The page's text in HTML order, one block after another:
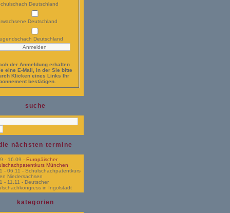
Deutschland
Deutschland
Deutschland
der Anmeldung erhalten
eine E-Mail, in der Sie bitte
Klicken eines Links Ihr
bestätigen.
suche
nächsten termine
- 16.09 - Europäischer
München
- 06.11 - Schulschachpatentkurs
Niedersachsen
- 11.11 - Deutscher
in Ingolstadt
kategorien